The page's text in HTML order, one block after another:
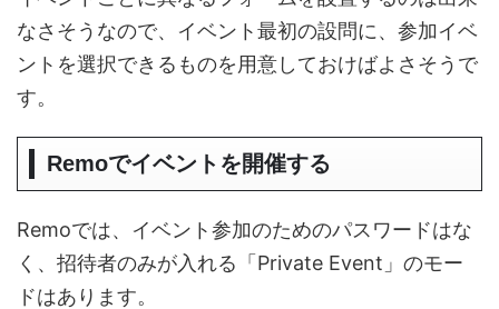
なさそうなので、イベント最初の設問に、参加イベ
ントを選択できるものを用意しておけばよさそうで
す。
Remoでイベントを開催する
Remoでは、イベント参加のためのパスワードはな
く、招待者のみが入れる「Private Event」のモー
ドはあります。